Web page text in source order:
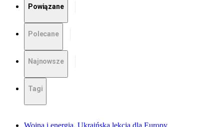
Powiązane
Polecane
Najnowsze
Tagi
Wojna i energia. Ukraińska lekcja dla Europy